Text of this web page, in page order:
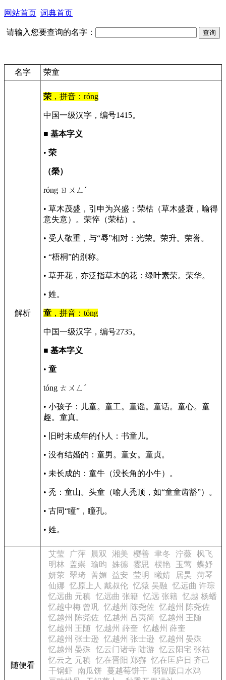
网站首页 词典首页
请输入您要查询的名字：
名字 荣童
解析
荣 ，拼音：róng
中国一级汉字，编号1415。
■ 基本字义
• 荣
（榮）
róng ㄖㄨㄥˊ
• 草木茂盛，引申为兴盛：荣枯（草木盛衰，喻得
意失意）。荣悴（荣枯）。
• 受人敬重，与“辱”相对：光荣。荣升。荣誉。
• “梧桐”的别称。
• 草开花，亦泛指草木的花：绿叶素荣。荣华。
• 姓。
童 ，拼音：tóng
中国一级汉字，编号2735。
■ 基本字义
• 童
tóng ㄊㄨㄥˊ
• 小孩子：儿童。童工。童谣。童话。童心。童
趣。童真。
• 旧时未成年的仆人：书童儿。
• 没有结婚的：童男。童女。童贞。
• 未长成的：童牛（没长角的小牛）。
• 秃：童山。头童（喻人秃顶，如“童童齿豁”）。
• 古同“瞳”，瞳孔。
• 姓。
随便看
艾莹 广萍 晨双 湘美 樱善 聿冬 泞薇
枫飞
明林
盖崇 瑜昀 姝德 霎思 棂艳 玉莺
蝶妤
妍荥
翠琦 菁媚 益安 莹明 曦婧 居昊
菏琴
仙娜 忆原上人 戴叔伦 忆猿 吴融
忆远曲 许琮
忆远曲 元稹
忆远曲 张籍 忆远 张籍
忆越 杨蟠
忆越中梅 曾巩 忆越州 陈尧佐
忆越州 陈尧佐
忆越州 陈尧佐
忆越州 吕夷简
忆越州 王随
忆越州 王随 忆越州 薛奎
忆越州 薛奎
忆越州 张士逊 忆越州 张士逊 忆越州 晏殊
忆越州 晏殊
忆云门诸寺 陆游
忆云阳宅 张祜
忆云之 元稹
忆在晋阳 郑獬
忆在匡庐日 齐己
干锅虾
南瓜饼 蔓越莓饼干 弱智版口水鸡